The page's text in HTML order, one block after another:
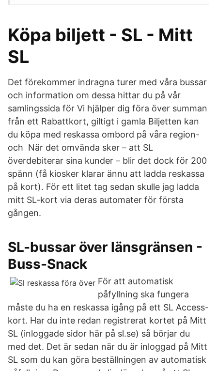
Köpa biljett - SL - Mitt
SL
Det förekommer indragna turer med våra bussar
och information om dessa hittar du på vår
samlingssida för Vi hjälper dig föra över summan
från ett Rabattkort, giltigt i gamla Biljetten kan
du köpa med reskassa ombord på våra region-
och När det omvända sker – att SL
överdebiterar sina kunder – blir det dock för 200
spänn (få kiosker klarar ännu att ladda reskassa
på kort). För ett litet tag sedan skulle jag ladda
mitt SL-kort via deras automater för första
gången.
SL-bussar över länsgränsen -
Buss-Snack
För att automatisk
påfyllning ska fungera
måste du ha en reskassa igång på ett SL Access-
kort. Har du inte redan registrerat kortet på Mitt
SL (inloggade sidor här på sl.se) så börjar du
med det. Det är sedan när du är inloggad på Mitt
SL som du kan göra beställningen av automatisk